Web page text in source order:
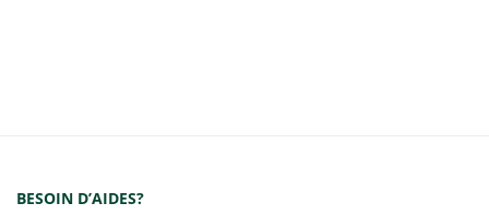
BESOIN D’AIDES?